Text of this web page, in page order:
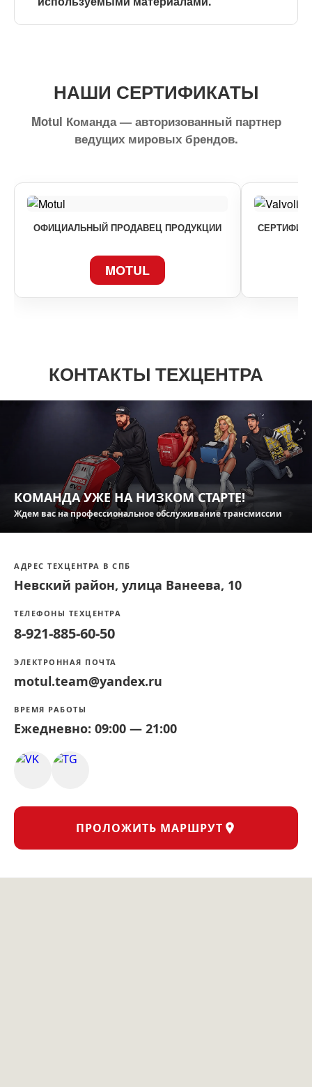
НАШИ СЕРТИФИКАТЫ
Motul Команда — авторизованный партнер
ведущих мировых брендов.
ОФИЦИАЛЬНЫЙ ПРОДАВЕЦ ПРОДУКЦИИ
MOTUL
КОНТАКТЫ ТЕХЦЕНТРА
КОМАНДА УЖЕ НА НИЗКОМ СТАРТЕ!
Ждем вас на профессиональное обслуживание трансмиссии
АДРЕС ТЕХЦЕНТРА В СПБ
Невский район, улица Ванеева, 10
ТЕЛЕФОНЫ ТЕХЦЕНТРА
8-921-885-60-50
ЭЛЕКТРОННАЯ ПОЧТА
motul.team@yandex.ru
ВРЕМЯ РАБОТЫ
Ежедневно: 09:00 — 21:00
ПРОЛОЖИТЬ МАРШРУТ